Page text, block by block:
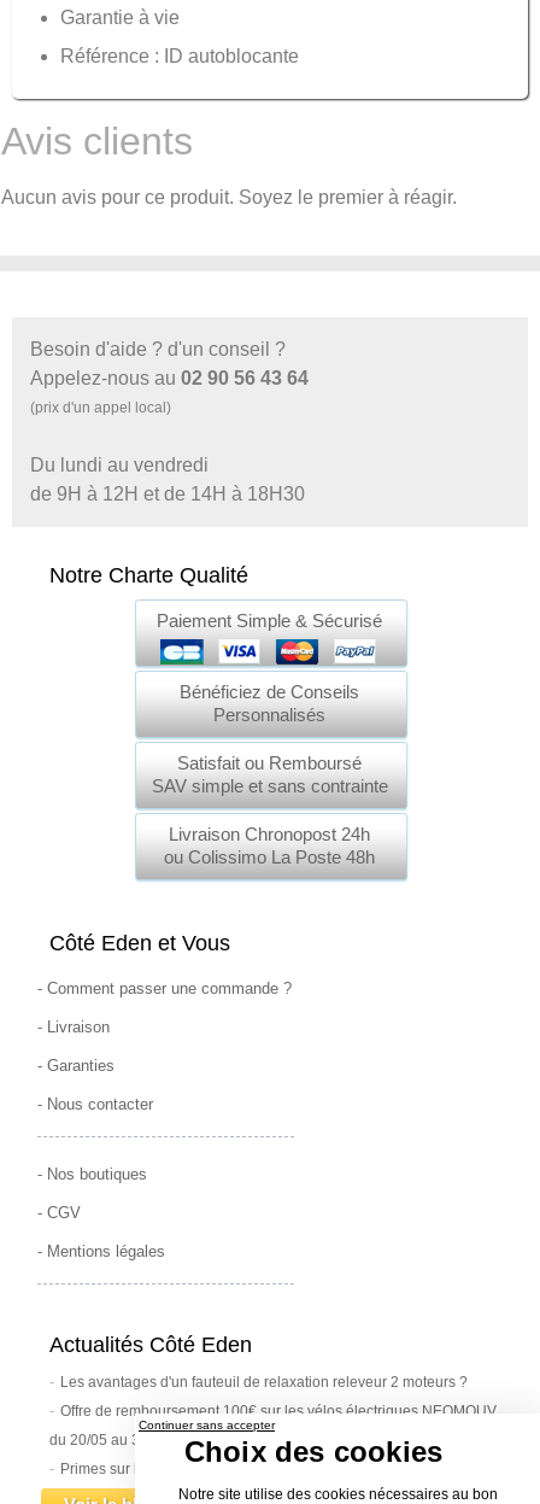
Garantie à vie
Référence : ID autoblocante
Avis clients
Aucun avis pour ce produit. Soyez le premier à réagir.
Besoin d'aide ? d'un conseil ?
Appelez-nous au 02 90 56 43 64
(prix d'un appel local)
Du lundi au vendredi
de 9H à 12H et de 14H à 18H30
Notre Charte Qualité
Paiement Simple & Sécurisé
Bénéficiez de Conseils
Personnalisés
Satisfait ou Remboursé
SAV simple et sans contrainte
Livraison Chronopost 24h
ou Colissimo La Poste 48h
Côté Eden et Vous
-Comment passer une commande ?
- Livraison
-Garanties
- Nous contacter
- Nos boutiques
-CGV
- Mentions légales
Actualités Côté Eden
Les avantages d'un fauteuil de relaxation releveur 2 moteurs ?
Offre de remboursement 100€ sur les vélos électriques NEOMOUV
du 20/05 au 30/06/2019
Primes sur les vélos électriques : état ou communes ?
Continuer sans accepter
Choix des cookies
Notre site utilise des cookies nécessaires au bon